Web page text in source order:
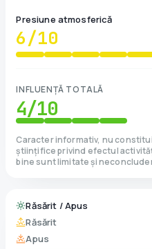
Presiune atmosferică
6/10
INFLUENȚĂ TOTALĂ
4/10
Caracter informativ, nu
științifice privind efectul
bine sunt limitate și
Răsărit / Apus
Răsărit
Apus